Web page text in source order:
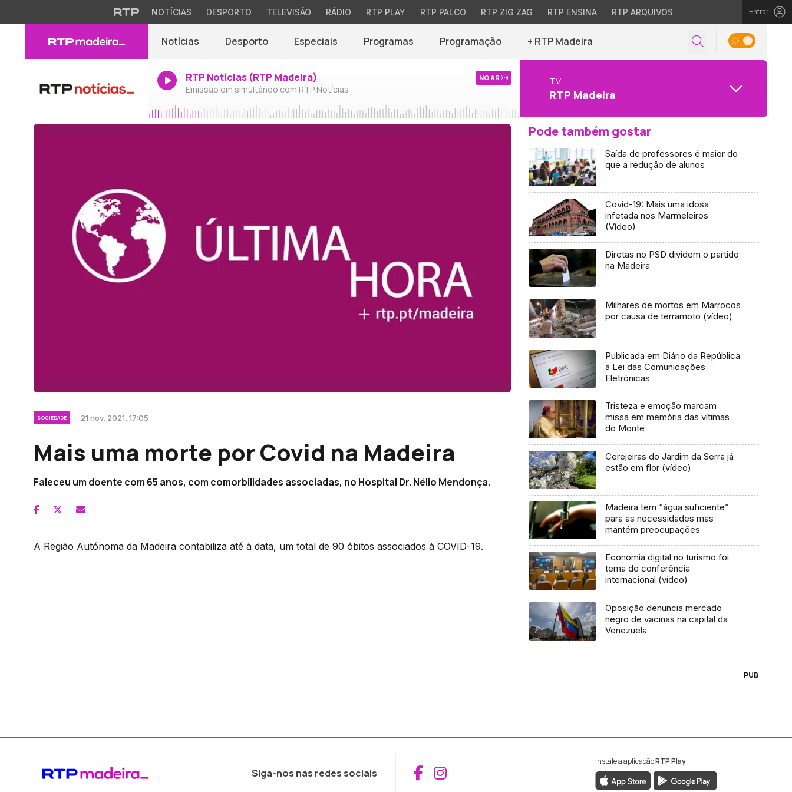
NOTÍCIAS DESPORTO TELEVISÃO RÁDIO RTP PLAY RTP PALCO RTP ZIG ZAG RTP ENSINA RTP ARQUIVOS Entrar
Notícias Desporto Especiais Programas Programação + RTP Madeira
RTP Notícias (RTP Madeira)
Emissão em simultâneo com RTP Notícias
NO AR TV
RTP Madeira
SOCIEDADE 21 nov, 2021, 17:05
Mais uma morte por Covid na Madeira
Faleceu um doente com 65 anos, com comorbilidades associadas, no Hospital Dr. Nélio Mendonça.
A Região Autónoma da Madeira contabiliza até à data, um total de 90 óbitos associados à COVID-19.
Pode também gostar
Saída de professores é maior do
que a redução de alunos
Covid-19: Mais uma idosa
infetada nos Marmeleiros
(Vídeo)
Diretas no PSD dividem o partido
na Madeira
Milhares de mortos em Marrocos
por causa de terramoto (vídeo)
Publicada em Diário da República
a Lei das Comunicações
Eletrónicas
Tristeza e emoção marcam
missa em memória das vítimas
do Monte
Cerejeiras do Jardim da Serra já
estão em flor (vídeo)
Madeira tem “água suficiente”
para as necessidades mas
mantém preocupações
Economia digital no turismo foi
tema de conferência
internacional (vídeo)
Oposição denuncia mercado
negro de vacinas na capital da
Venezuela
PUB
Siga-nos nas redes sociais Aceder ao Facebook da RTP Madeira
Aceder ao Instagram da RTP Madeira
Instale a aplicaçãoRTP Play